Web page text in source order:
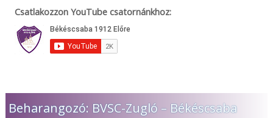
Csatlakozzon YouTube csatornánkhoz:
Beharangozó: BVSC-Zugló – Békéscsaba